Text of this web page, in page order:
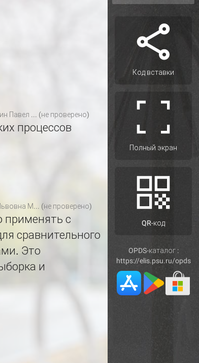
Павел ... (не проверено)
процессов
М... (не проверено)
применять с
сравнительного
Это
и
Код вставки
Полный экран
QR-код
OPDS-каталог :
https://elis.psu.ru/opds